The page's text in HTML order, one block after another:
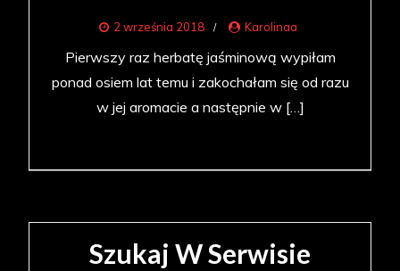
2 września 2018 Karolinaa
Pierwszy raz herbatę jaśminową wypiłam
ponad osiem lat temu i zakochałam się od razu
w jej aromacie a następnie w […]
Szukaj W Serwisie